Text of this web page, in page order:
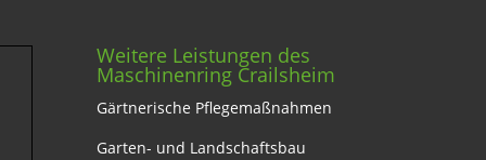
Weitere Leistungen des
Maschinenring Crailsheim
Gärtnerische Pflegemaßnahmen
Garten- und Landschaftsbau